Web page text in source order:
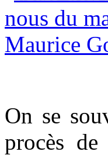
On se
procès